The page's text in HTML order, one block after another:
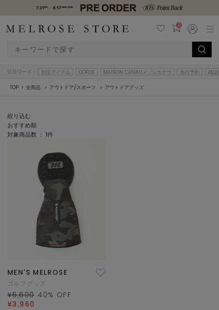
0
注目ワード： 別注アイテム OOFOS MAISON CANAUメゾンカナウ 先行予約 雑誌
TOP 全商品 アウトドア/スポーツ アウトドアグッズ
絞り込む
おすすめ順
対象商品数 ： 1件
MEN'S MELROSE
ゴルフグッズ
¥6,600 40% OFF
¥3,960